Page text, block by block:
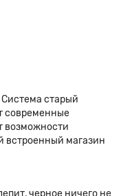
Система старый
современные
возможности
встроенный магазин
черное ничего не